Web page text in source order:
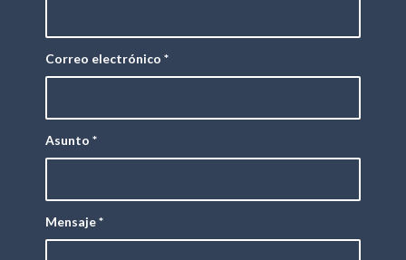
Correo electrónico *
Asunto *
Mensaje*